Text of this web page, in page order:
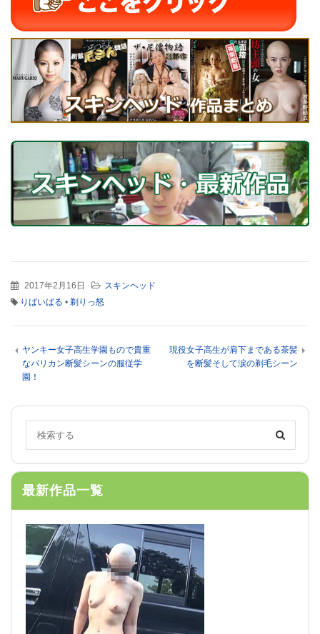
2017年2月16日
スキンヘッド
りばいばる • 剃りっ怒
ヤンキー女子高生学園もので貴重
なバリカン断髪シーンの服従学
園！
現役女子高生が肩下まである茶髪
を断髪そして涙の剃毛シーン
最新作品一覧